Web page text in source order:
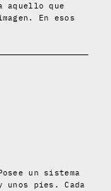
aquello que
En esos
un sistema
unos pies. Cada